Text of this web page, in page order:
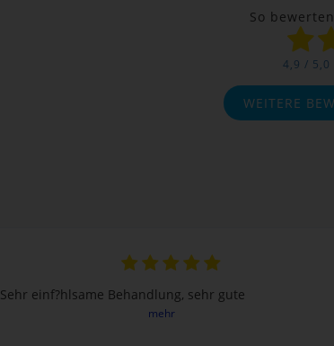
So
4,9 / 5,0
WEITERE
Sehr einf?hlsame Behandlung, sehr gute
mehr